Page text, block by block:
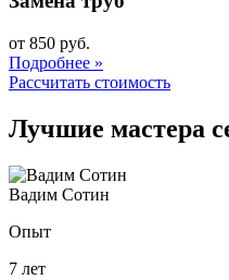
от 850 руб.
Подробнее »
Рассчитать стоимость
Лучшие мастера
Вадим Сотин
Опыт
7 лет